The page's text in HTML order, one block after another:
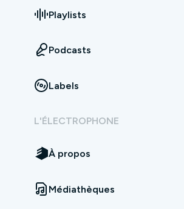
Playlists
Podcasts
Labels
L'ÉLECTROPHONE
À propos
Médiathèques